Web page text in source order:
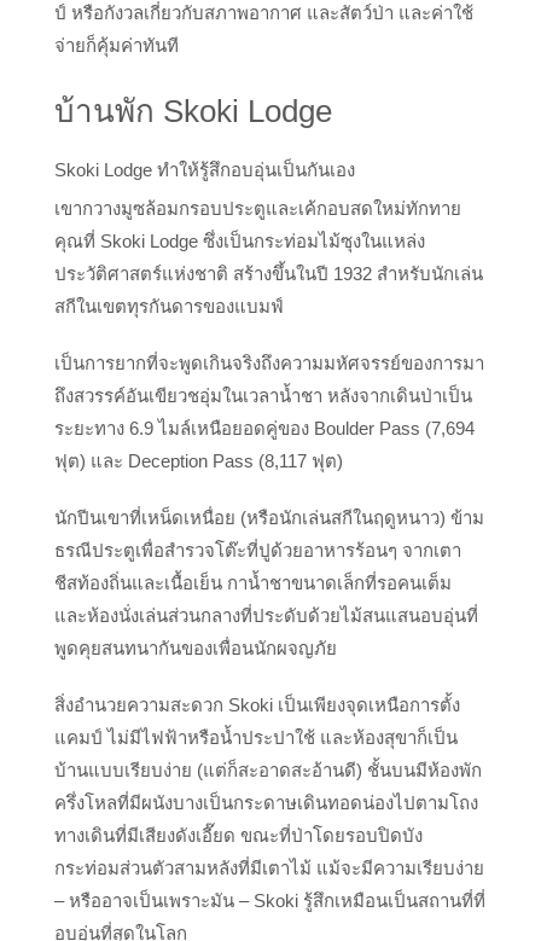
ป์ หรือกังวลเกี่ยวกับสภาพอากาศ และสัตว์ป่า และค่าใช้
จ่ายก็คุ้มค่าทันที
บ้านพัก Skoki Lodge
Skoki Lodge ทำให้รู้สึกอบอุ่นเป็นกันเอง
เขากวางมูซล้อมกรอบประตูและเค้กอบสดใหม่ทักทาย
คุณที่ Skoki Lodge ซึ่งเป็นกระท่อมไม้ซุงในแหล่ง
ประวัติศาสตร์แห่งชาติ สร้างขึ้นในปี 1932 สำหรับนักเล่น
สกีในเขตทุรกันดารของแบมฟ์
เป็นการยากที่จะพูดเกินจริงถึงความมหัศจรรย์ของการมา
ถึงสวรรค์อันเขียวชอุ่มในเวลาน้ำชา หลังจากเดินป่าเป็น
ระยะทาง 6.9 ไมล์เหนือยอดคู่ของ Boulder Pass (7,694
ฟุต) และ Deception Pass (8,117 ฟุต)
นักปีนเขาที่เหน็ดเหนื่อย (หรือนักเล่นสกีในฤดูหนาว) ข้าม
ธรณีประตูเพื่อสำรวจโต๊ะที่ปูด้วยอาหารร้อนๆ จากเตา
ชีสท้องถิ่นและเนื้อเย็น กาน้ำชาขนาดเล็กที่รอคนเต็ม
และห้องนั่งเล่นส่วนกลางที่ประดับด้วยไม้สนแสนอบอุ่นที่
พูดคุยสนทนากันของเพื่อนนักผจญภัย
สิ่งอำนวยความสะดวก Skoki เป็นเพียงจุดเหนือการตั้ง
แคมป์ ไม่มีไฟฟ้าหรือน้ำประปาใช้ และห้องสุขาก็เป็น
บ้านแบบเรียบง่าย (แต่ก็สะอาดสะอ้านดี) ชั้นบนมีห้องพัก
ครึ่งโหลที่มีผนังบางเป็นกระดาษเดินทอดน่องไปตามโถง
ทางเดินที่มีเสียงดังเอี๊ยด ขณะที่ป่าโดยรอบปิดบัง
กระท่อมส่วนตัวสามหลังที่มีเตาไม้ แม้จะมีความเรียบง่าย
– หรืออาจเป็นเพราะมัน – Skoki รู้สึกเหมือนเป็นสถานที่ที่
อบอุ่นที่สุดในโลก